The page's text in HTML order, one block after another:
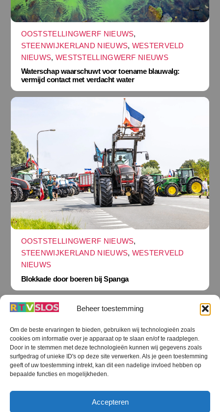
Beheer toestemming
Om de beste ervaringen te bieden, gebruiken wij technologieën zoals
cookies om informatie over je apparaat op te slaan en/of te raadplegen.
Door in te stemmen met deze technologieën kunnen wij gegevens zoals
surfgedrag of unieke ID's op deze site verwerken. Als je geen toestemming
geeft of uw toestemming intrekt, kan dit een nadelige invloed hebben op
bepaalde functies en mogelijkheden.
Accepteren
OOSTSTELLINGWERF NIEUWS,
STEENWIJKERLAND NIEUWS, WESTERVELD
NIEUWS, WESTSTELLINGWERF NIEUWS
Waterschap waarschuwt voor toename blauwalg:
vermijd contact met verdacht water
OOSTSTELLINGWERF NIEUWS,
STEENWIJKERLAND NIEUWS, WESTERVELD
NIEUWS
Blokkade door boeren bij Spanga
Terug
naar
boven
RTV SLOS
RTV SLOS ANBI